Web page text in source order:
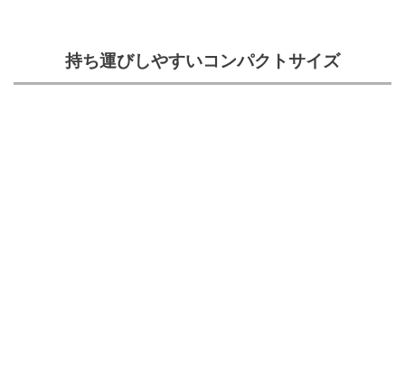
持ち運びしやすいコンパクトサイズ